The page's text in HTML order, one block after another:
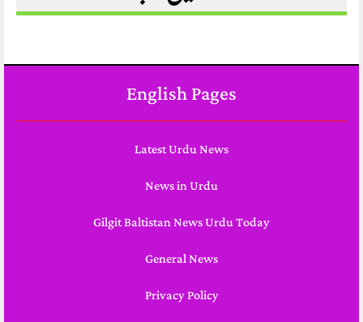
English Pages
Latest Urdu News
News in Urdu
Gilgit Baltistan News Urdu Today
General News
Privacy Policy